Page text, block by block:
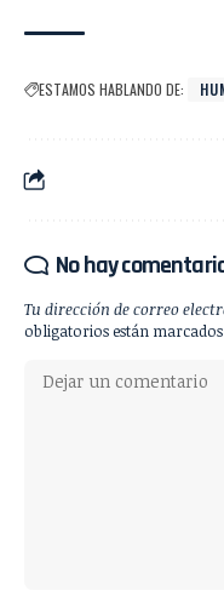
ESTAMOS HABLANDO DE:
No hay
Tu dirección de correo
obligatorios están